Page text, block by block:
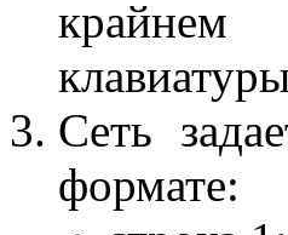
крайнем
Сеть
формате: